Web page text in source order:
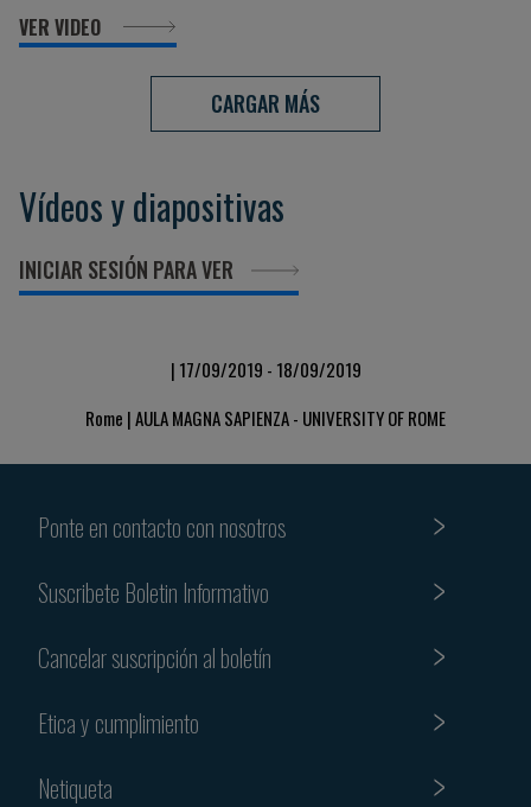
VER VIDEO
CARGAR MÁS
Vídeos y diapositivas
INICIAR SESIÓN PARA VER
| 17/09/2019 - 18/09/2019
Rome | AULA MAGNA SAPIENZA - UNIVERSITY OF ROME
Ponte en contacto con nosotros
Suscribete Boletin Informativo
Cancelar suscripción al boletín
Etica y cumplimiento
Netiqueta